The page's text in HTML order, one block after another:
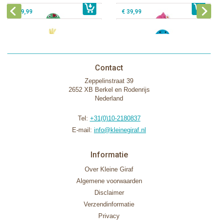
€ 29,99 € 39,99
Contact
Zeppelinstraat 39
2652 XB Berkel en Rodenrijs
Nederland
Tel: +31(0)10-2180837
E-mail: info@kleinegiraf.nl
Informatie
Over Kleine Giraf
Algemene voorwaarden
Disclaimer
Verzendinformatie
Privacy